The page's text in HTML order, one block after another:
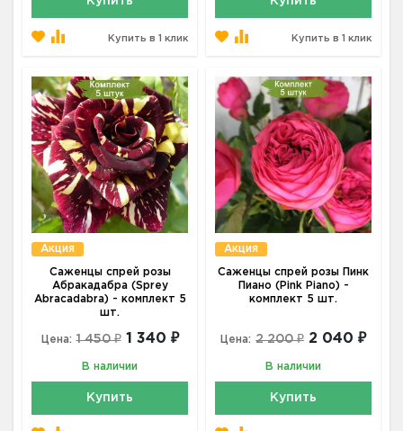
Купить в 1 клик Купить в 1 клик
Акция
Саженцы спрей розы
Абракадабра (Sprey
Abracadabra) - комплект 5
шт.
Цена: 1 450 ₽ 1 340 ₽
В наличии
Купить
Акция
Саженцы спрей розы Пинк
Пиано (Pink Piano) -
комплект 5 шт.
Цена: 2 200 ₽ 2 040 ₽
В наличии
Купить